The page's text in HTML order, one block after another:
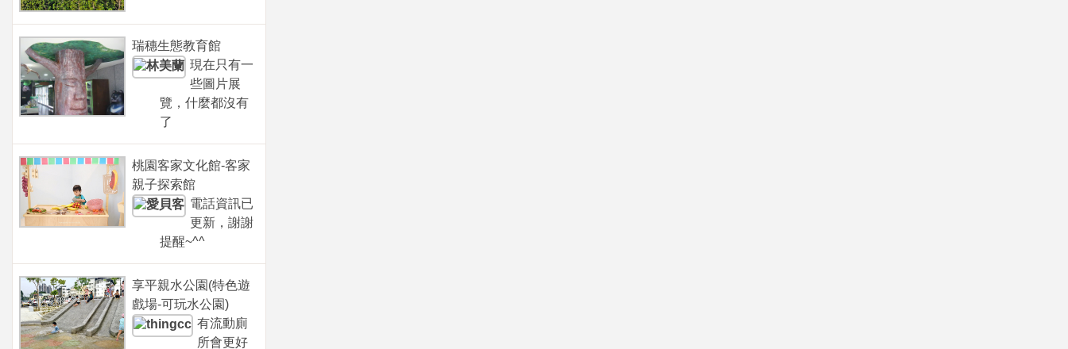
瑞穗生態教育館
現在只有一
些圖片展
覽，什麼都沒有
了
桃園客家文化館-客家
親子探索館
電話資訊已
更新，謝謝
提醒~^^
享平親水公園(特色遊
戲場-可玩水公園)
有流動廁
所會更好